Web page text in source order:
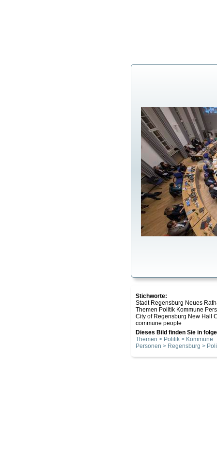
Stichworte:
Stadt Regensburg Neues
Themen Politik Kommune
City of Regensburg New Hall
commune people
Dieses Bild finden Sie in
Themen > Politik > Kommune
Personen > Regensburg >